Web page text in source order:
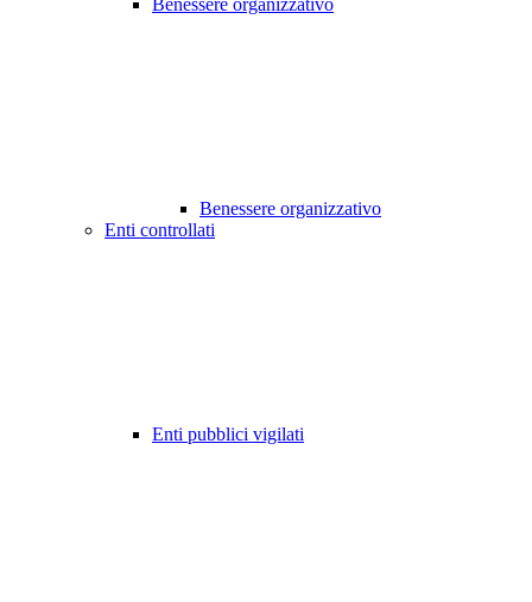
Benessere organizzativo
Benessere organizzativo
Enti controllati
Enti pubblici vigilati